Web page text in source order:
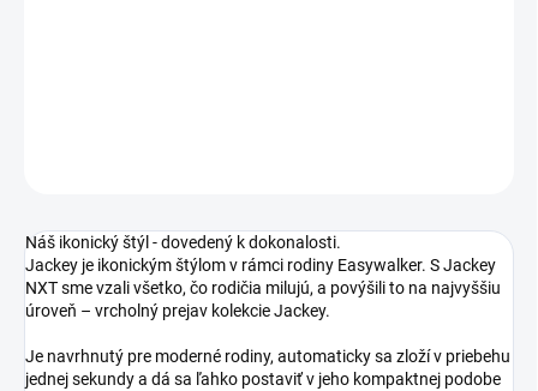
Náš ikonický štýl - dovedený k dokonalosti.
Jackey je ikonickým štýlom v rámci rodiny Easywalker. S Jackey
NXT sme vzali všetko, čo rodičia milujú, a povýšili to na najvyššiu
úroveň – vrcholný prejav kolekcie Jackey.
Je navrhnutý pre moderné rodiny, automaticky sa zloží v priebehu
jednej sekundy a dá sa ľahko postaviť v jeho kompaktnej podobe